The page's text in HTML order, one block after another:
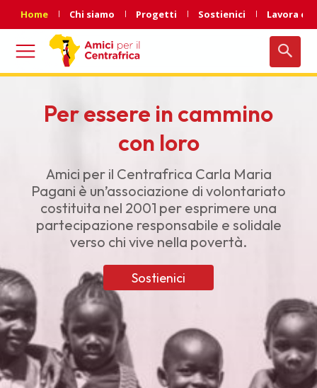
Home Chi siamo Progetti Sostienici Lavora
Per essere in cammino
con loro
Amici per il Centrafrica Carla Maria
Pagani è un’associazione di volontariato
costituita nel 2001 per esprimere una
partecipazione responsabile e solidale
verso chi vive nella povertà.
Sostienici